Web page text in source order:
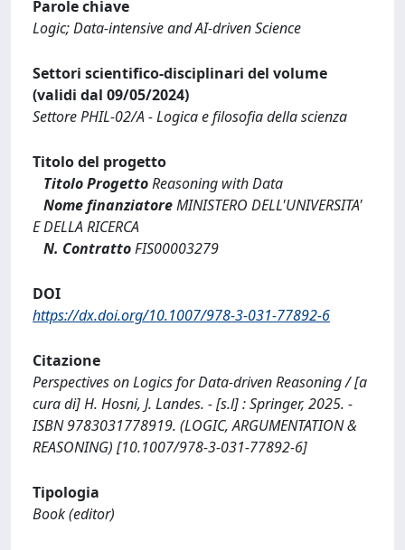
Parole chiave
Logic; Data-intensive and AI-driven Science
Settori scientifico-disciplinari del volume
(validi dal 09/05/2024)
Settore PHIL-02/A - Logica e filosofia della scienza
Titolo del progetto
Titolo ProgettoReasoning with Data
Nome finanziatoreMINISTERO DELL'UNIVERSITA'
E DELLA RICERCA
N. ContrattoFIS00003279
DOI
https://dx.doi.org/10.1007/978-3-031-77892-6
Citazione
Perspectives on Logics for Data-driven Reasoning / [a
cura di] H. Hosni, J. Landes. - [s.l] : Springer, 2025. -
ISBN 9783031778919. (LOGIC, ARGUMENTATION &
REASONING) [10.1007/978-3-031-77892-6]
Tipologia
Book (editor)